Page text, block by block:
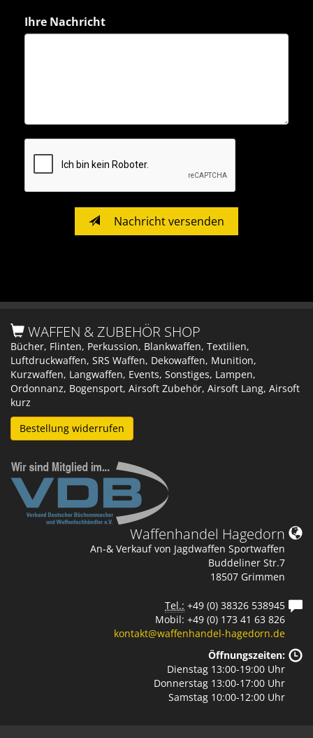
Ihre Nachricht
Nachricht versenden
WAFFEN & ZUBEHÖR SHOP
Bücher, Flinten, Perkussion, Blankwaffen, Textilien,
Luftdruckwaffen, SRS Waffen, Dekowaffen, Munition,
Kurzwaffen, Langwaffen, Events, Sonstiges, Lampen,
Ordonnanz, Bogensport, Airsoft Zubehör, Airsoft Lang, Airsoft
kurz
Bestellung widerrufen
Waffenhandel Hagedorn
An-& Verkauf von Jagdwaffen Sportwaffen
Buddeliner Str.7
18507 Grimmen
Tel.: +49 (0) 38326 538945
Mobil: +49 (0) 173 41 63 826
kontakt@waffenhandel-hagedorn.de
Öffnungszeiten:
Dienstag 13:00-19:00 Uhr
Donnerstag 13:00-17:00 Uhr
Samstag 10:00-12:00 Uhr